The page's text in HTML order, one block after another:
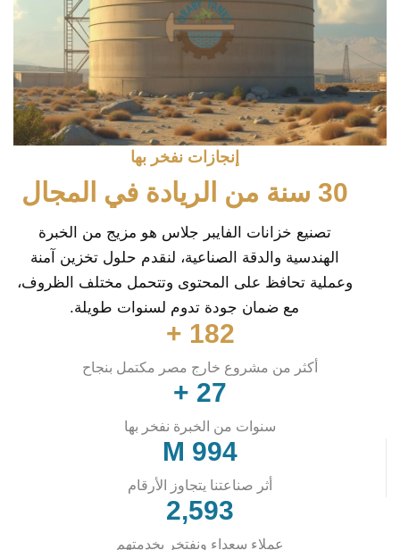
إنجازات نفخر بها
30 سنة من الريادة في المجال
تصنيع خزانات الفايبر جلاس هو مزيج من الخبرة
الهندسية والدقة الصناعية، لنقدم حلول تخزين آمنة
وعملية تحافظ على المحتوى وتتحمل مختلف الظروف،
مع ضمان جودة تدوم لسنوات طويلة.
200
+
أكثر من مشروع خارج مصر مكتمل بنجاح
30
+
سنوات من الخبرة نفخر بها
1,111
M
أثر صناعتنا يتجاوز الأرقام
2,930
عملاء سعداء ونفتخر بخدمتهم